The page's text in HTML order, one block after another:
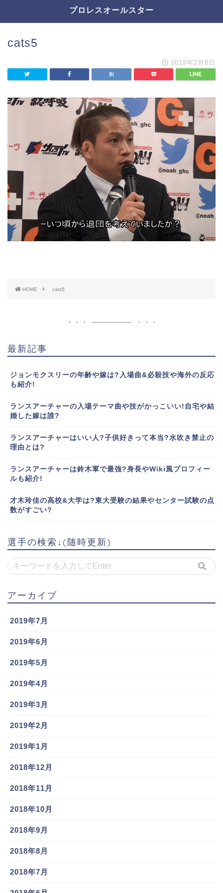
プロレスオールスター
cats5
2019年2月8日
HOME cats5
最新記事
ジョンモクスリーの年齢や嫁は?入場曲&必殺技や海外の反応
も紹介!
ランスアーチャーの入場テーマ曲や技がかっこいい!自宅や結
婚した嫁は誰?
ランスアーチャーはいい人?子供好きって本当?水吹き禁止の
理由とは?
ランスアーチャーは鈴木軍で最強?身長やWiki風プロフィー
ルも紹介!
才木玲佳の高校&大学は?東大受験の結果やセンター試験の点
数がすごい?
選手の検索↓(随時更新)
アーカイブ
2019年7月
2019年6月
2019年5月
2019年4月
2019年3月
2019年2月
2019年1月
2018年12月
2018年11月
2018年10月
2018年9月
2018年8月
2018年7月